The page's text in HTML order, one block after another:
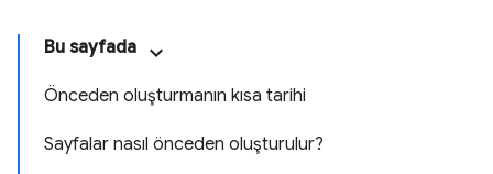
Bu sayfada
Önceden oluşturmanın kısa tarihi
Sayfalar nasıl önceden oluşturulur?